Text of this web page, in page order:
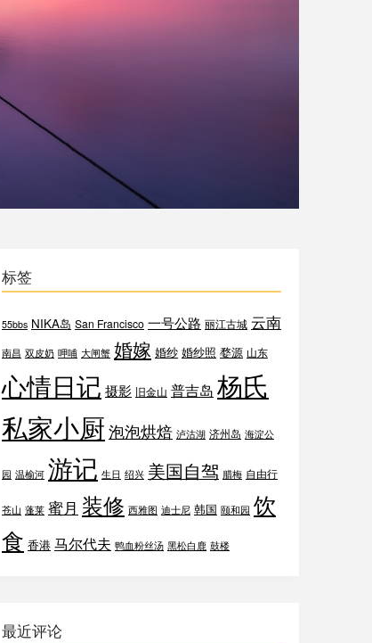
标签
55bbs NIKA岛 San Francisco 一号公路 丽江古城 云南
南昌 双皮奶 呷哺 大闸蟹 婚嫁 婚纱 婚纱照 婺源 山东
心情日记 摄影 旧金山 普吉岛 杨氏
私家小厨泡泡烘焙 泸沽湖 济州岛 海淀公
园 温榆河 游记 生日 绍兴 美国自驾 腊梅 自由行
苍山 蓬莱 蜜月 装修 西雅图 迪士尼 韩国 颐和园 饮
食 香港 马尔代夫 鸭血粉丝汤 黑松白鹿 鼓楼
最近评论